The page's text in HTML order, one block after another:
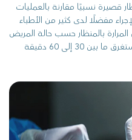
قصيرة نسبيًا مقارنة بالعمليات
مفضلًا لدى كثير من الأطباء
بالمنظار حسب حالة المريض
ومدى تعقيد الحالة، لكن في الغالب تستغرق ما بين 30 إلى 60 دقيقة